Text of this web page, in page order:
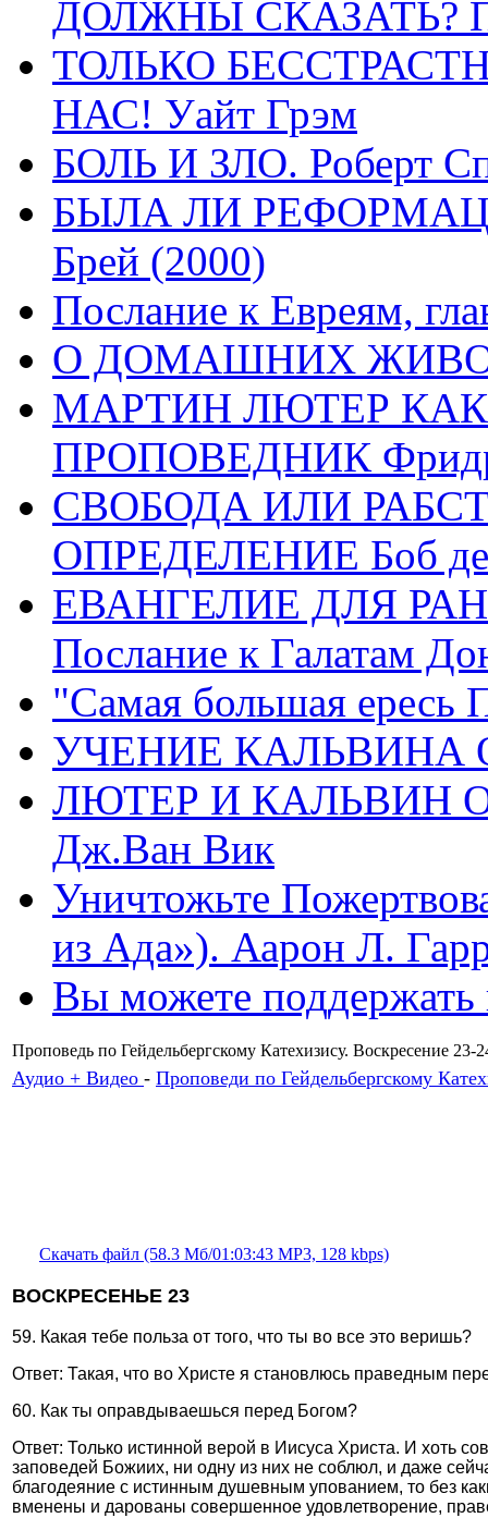
ДОЛЖНЫ СКАЗАТЬ?
ТОЛЬКО
НАС! Уайт Грэм
БОЛЬ И ЗЛО. Роберт
БЫЛА ЛИ
Брей (2000)
Послание к Евреям,
О ДОМАШНИХ
МАРТИН ЛЮТЕР
ПРОПОВЕДНИК
СВОБОДА ИЛИ
ОПРЕДЕЛЕНИЕ Боб де
ЕВАНГЕЛИЕ ДЛЯ
Послание к Галатам
"Самая большая ересь
УЧЕНИЕ КАЛЬВИНА
ЛЮТЕР И КАЛЬВИН
Дж.Ван Вик
Уничтожьте
из Ада»). Аарон Л.
Вы можете
Проповедь по Гейдельбергскому Катехизису. Воскресение
Аудио + Видео - Проповеди по Гейдельбергскому
Скачать файл (58.3 Мб/01:03:43 MP3, 128 kbps)
ВОСКРЕСЕНЬЕ 23
59. Какая тебе польза от того, что ты во все это веришь?
Ответ: Такая, что во Христе я становлюсь праведным
60. Как ты оправдываешься перед Богом?
Ответ: Только истинной верой в Иисуса Христа. И хоть
заповедей Божиих, ни одну из них не соблюл, и даже
благодеяние с истинным душевным упованием, то без
вменены и дарованы совершенное удовлетворение,